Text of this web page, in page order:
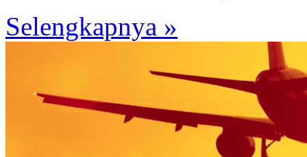
Selengkapnya »